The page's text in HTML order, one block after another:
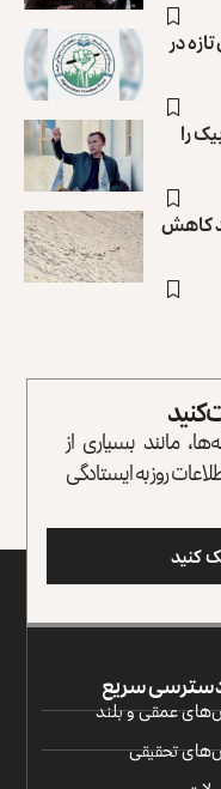
در
را
بدخشان ۵۳ درصد کاهش
کنید
مانند بسیاری از
روز به ایستادگی
کنید
سریع
عمقی و بلند
تحقیقی